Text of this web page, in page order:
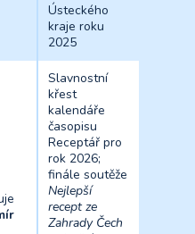
Ústeckého
kraje roku
2025
Slavnostní
křest
kalendáře
časopisu
Receptář pro
rok 2026;
finále soutěže
Nejlepší
recept ze
Zahrady Čech